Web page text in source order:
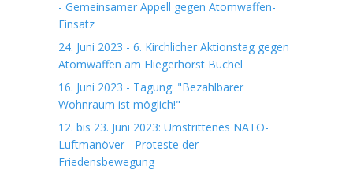
- Gemeinsamer Appell gegen Atomwaffen-
Einsatz
24. Juni 2023 - 6. Kirchlicher Aktionstag gegen
Atomwaffen am Fliegerhorst Büchel
16. Juni 2023 - Tagung: "Bezahlbarer
Wohnraum ist möglich!"
12. bis 23. Juni 2023: Umstrittenes NATO-
Luftmanöver - Proteste der
Friedensbewegung